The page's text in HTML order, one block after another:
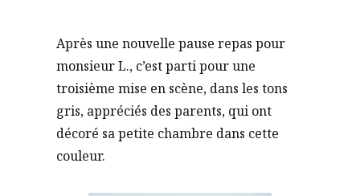
Après une nouvelle pause repas pour
monsieur L., c’est parti pour une
troisième mise en scène, dans les tons
gris, appréciés des parents, qui ont
décoré sa petite chambre dans cette
couleur.